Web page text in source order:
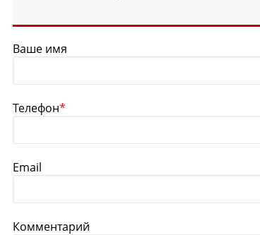
Ваше имя
Телефон*
Email
Комментарий